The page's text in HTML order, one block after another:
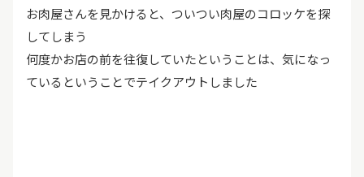
お肉屋さんを見かけると、ついつい肉屋のコロッケを探
してしまう
何度かお店の前を往復していたということは、気になっ
ているということでテイクアウトしました